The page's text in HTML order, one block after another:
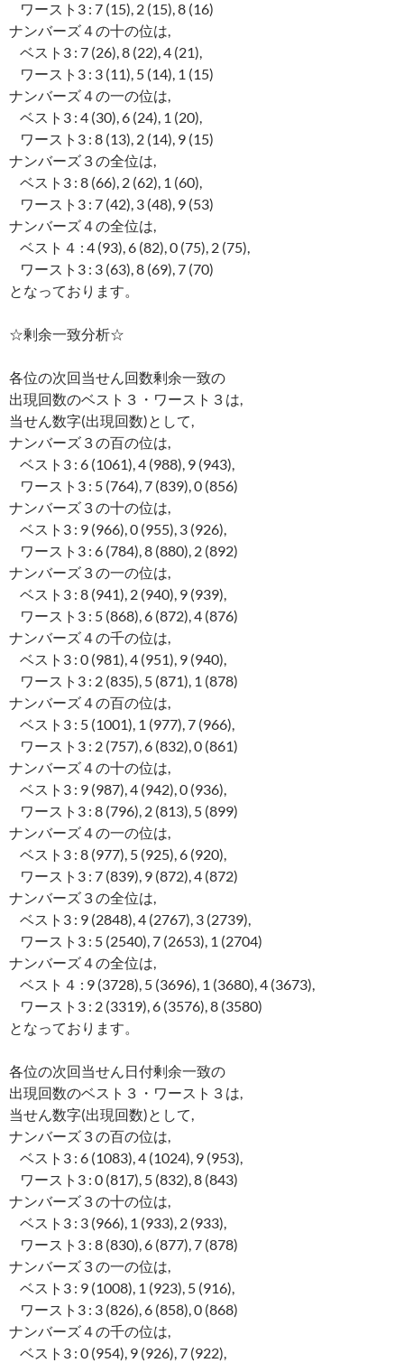
ワースト3 : 7 (15), 2 (15), 8 (16)
ナンバーズ４の十の位は,
ベスト3 : 7 (26), 8 (22), 4 (21),
ワースト3 : 3 (11), 5 (14), 1 (15)
ナンバーズ４の一の位は,
ベスト3 : 4 (30), 6 (24), 1 (20),
ワースト3 : 8 (13), 2 (14), 9 (15)
ナンバーズ３の全位は,
ベスト3 : 8 (66), 2 (62), 1 (60),
ワースト3 : 7 (42), 3 (48), 9 (53)
ナンバーズ４の全位は,
ベスト４ : 4 (93), 6 (82), 0 (75), 2 (75),
ワースト3 : 3 (63), 8 (69), 7 (70)
となっております。
☆剰余一致分析☆
各位の次回当せん回数剰余一致の
出現回数のベスト３・ワースト３は,
当せん数字(出現回数)として,
ナンバーズ３の百の位は,
ベスト3 : 6 (1061), 4 (988), 9 (943),
ワースト3 : 5 (764), 7 (839), 0 (856)
ナンバーズ３の十の位は,
ベスト3 : 9 (966), 0 (955), 3 (926),
ワースト3 : 6 (784), 8 (880), 2 (892)
ナンバーズ３の一の位は,
ベスト3 : 8 (941), 2 (940), 9 (939),
ワースト3 : 5 (868), 6 (872), 4 (876)
ナンバーズ４の千の位は,
ベスト3 : 0 (981), 4 (951), 9 (940),
ワースト3 : 2 (835), 5 (871), 1 (878)
ナンバーズ４の百の位は,
ベスト3 : 5 (1001), 1 (977), 7 (966),
ワースト3 : 2 (757), 6 (832), 0 (861)
ナンバーズ４の十の位は,
ベスト3 : 9 (987), 4 (942), 0 (936),
ワースト3 : 8 (796), 2 (813), 5 (899)
ナンバーズ４の一の位は,
ベスト3 : 8 (977), 5 (925), 6 (920),
ワースト3 : 7 (839), 9 (872), 4 (872)
ナンバーズ３の全位は,
ベスト3 : 9 (2848), 4 (2767), 3 (2739),
ワースト3 : 5 (2540), 7 (2653), 1 (2704)
ナンバーズ４の全位は,
ベスト４ : 9 (3728), 5 (3696), 1 (3680), 4 (3673),
ワースト3 : 2 (3319), 6 (3576), 8 (3580)
となっております。
各位の次回当せん日付剰余一致の
出現回数のベスト３・ワースト３は,
当せん数字(出現回数)として,
ナンバーズ３の百の位は,
ベスト3 : 6 (1083), 4 (1024), 9 (953),
ワースト3 : 0 (817), 5 (832), 8 (843)
ナンバーズ３の十の位は,
ベスト3 : 3 (966), 1 (933), 2 (933),
ワースト3 : 8 (830), 6 (877), 7 (878)
ナンバーズ３の一の位は,
ベスト3 : 9 (1008), 1 (923), 5 (916),
ワースト3 : 3 (826), 6 (858), 0 (868)
ナンバーズ４の千の位は,
ベスト3 : 0 (954), 9 (926), 7 (922),